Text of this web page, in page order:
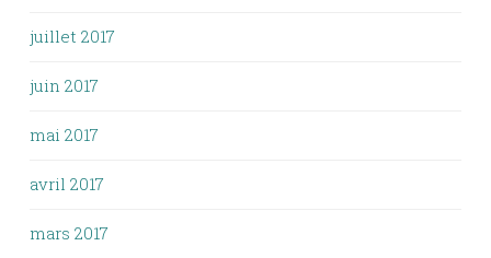
juillet 2017
juin 2017
mai 2017
avril 2017
mars 2017